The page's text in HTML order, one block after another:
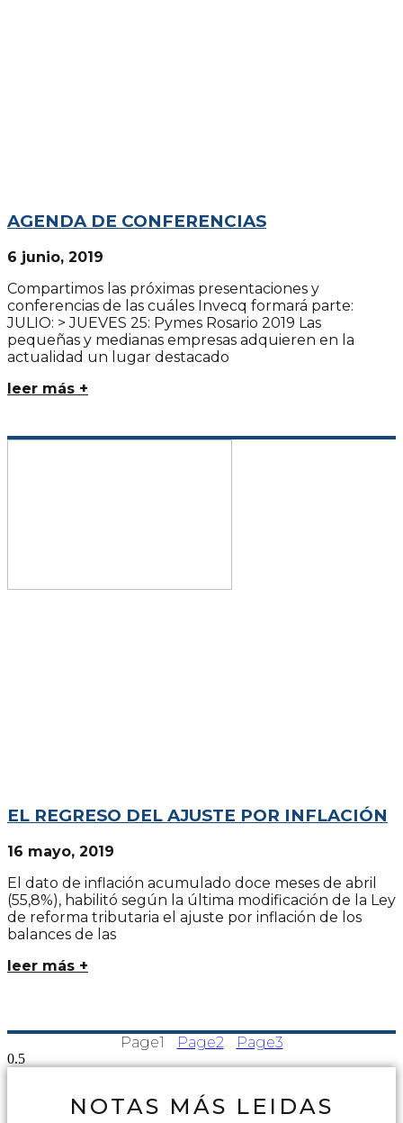
AGENDA DE CONFERENCIAS
6 junio, 2019
Compartimos las próximas presentaciones y
conferencias de las cuáles Invecq formará parte:
JULIO: > JUEVES 25: Pymes Rosario 2019 Las
pequeñas y medianas empresas adquieren en la
actualidad un lugar destacado
leer más +
EL REGRESO DEL AJUSTE POR INFLACIÓN
16 mayo, 2019
El dato de inflación acumulado doce meses de abril
(55,8%), habilitó según la última modificación de la Ley
de reforma tributaria el ajuste por inflación de los
balances de las
leer más +
Page1 Page2 Page3
NOTAS MÁS LEIDAS